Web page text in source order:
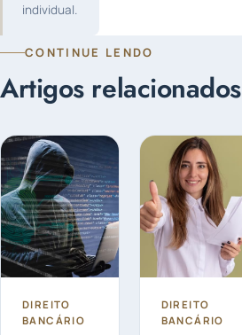
individual.
CONTINUE LENDO
Artigos relacionados
DIREITO
BANCÁRIO
DIREITO
BANCÁRIO